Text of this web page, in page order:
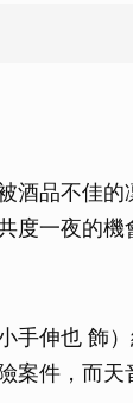
酒品不佳的
度一夜的機
手伸也 飾
案件，而天